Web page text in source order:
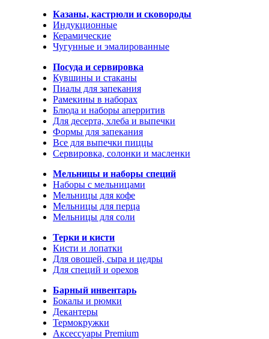
Казаны, кастрюли и сковороды
Индукционные
Керамические
Чугунные и эмалированные
Посуда и сервировка
Кувшины и стаканы
Пиалы для запекания
Рамекины в наборах
Блюда и наборы аперритив
Для десерта, хлеба и выпечки
Формы для запекания
Все для выпечки пиццы
Сервировка, солонки и масленки
Мельницы и наборы специй
Наборы с мельницами
Мельницы для кофе
Мельницы для перца
Мельницы для соли
Терки и кисти
Кисти и лопатки
Для овощей, сыра и цедры
Для специй и орехов
Барный инвентарь
Бокалы и рюмки
Декантеры
Термокружки
Аксессуары Premium